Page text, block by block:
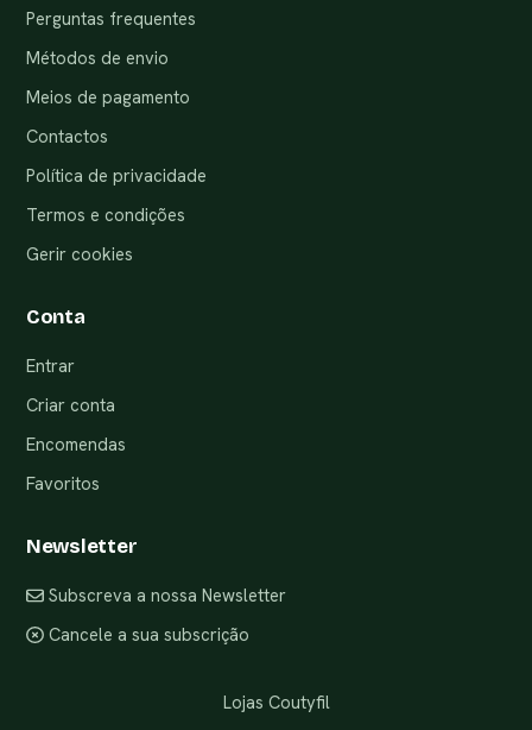
Perguntas frequentes
Métodos de envio
Meios de pagamento
Contactos
Política de privacidade
Termos e condições
Gerir cookies
Conta
Entrar
Criar conta
Encomendas
Favoritos
Newsletter
Subscreva a nossa Newsletter
Cancele a sua subscrição
Lojas Coutyfil